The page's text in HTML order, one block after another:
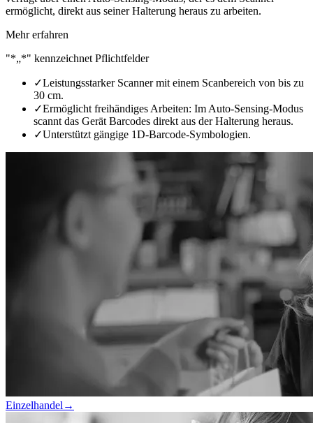
ermöglicht, direkt aus seiner Halterung heraus zu arbeiten.
Mehr erfahren
"*„*" kennzeichnet Pflichtfelder
✓Leistungsstarker Scanner mit einem Scanbereich von bis zu
30 cm.
✓Ermöglicht freihändiges Arbeiten: Im Auto-Sensing-Modus
scannt das Gerät Barcodes direkt aus der Halterung heraus.
✓Unterstützt gängige 1D-Barcode-Symbologien.
Einzelhandel →